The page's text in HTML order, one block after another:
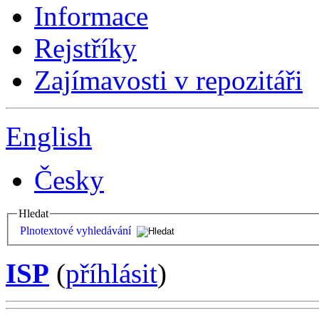
Informace
Rejstříky
Zajímavosti v repozitáři
English
Česky
Hledat
Plnotextové vyhledávání
ISP (příhlásit)